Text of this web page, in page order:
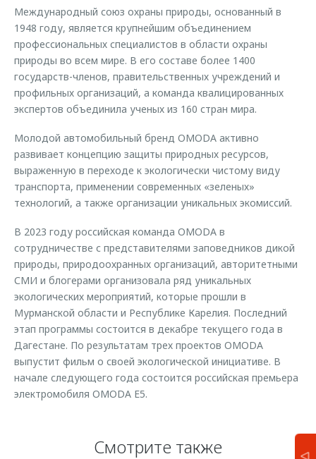
Международный союз охраны природы, основанный в
1948 году, является крупнейшим объединением
профессиональных специалистов в области охраны
природы во всем мире. В его составе более 1400
государств-членов, правительственных учреждений и
профильных организаций, а команда квалицированных
экспертов объединила ученых из 160 стран мира.
Молодой автомобильный бренд OMODA активно
развивает концепцию защиты природных ресурсов,
выраженную в переходе к экологически чистому виду
транспорта, применении современных «зеленых»
технологий, а также организации уникальных экомиссий.
В 2023 году российская команда OMODA в
сотрудничестве с представителями заповедников дикой
природы, природоохранных организаций, авторитетными
СМИ и блогерами организовала ряд уникальных
экологических мероприятий, которые прошли в
Мурманской области и Республике Карелия. Последний
этап программы состоится в декабре текущего года в
Дагестане. По результатам трех проектов OMODA
выпустит фильм о своей экологической инициативе. В
начале следующего года состоится российская премьера
электромобиля OMODA E5.
Смотрите также